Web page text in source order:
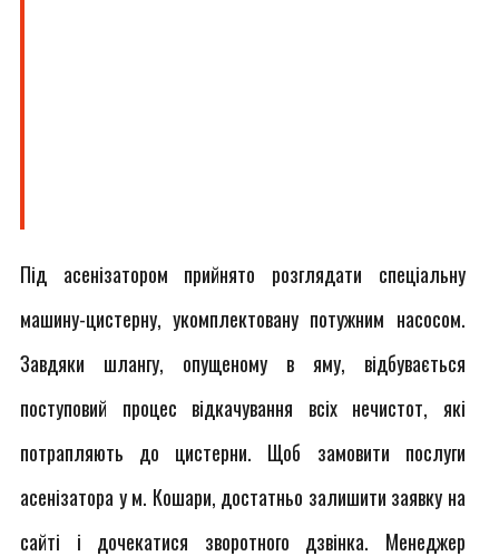
Під асенізатором прийнято розглядати спеціальну
машину-цистерну, укомплектовану потужним насосом.
Завдяки шлангу, опущеному в яму, відбувається
поступовий процес відкачування всіх нечистот, які
потрапляють до цистерни. Щоб замовити послуги
асенізатора у м. Кошари, достатньо залишити заявку на
сайті і дочекатися зворотного дзвінка. Менеджер